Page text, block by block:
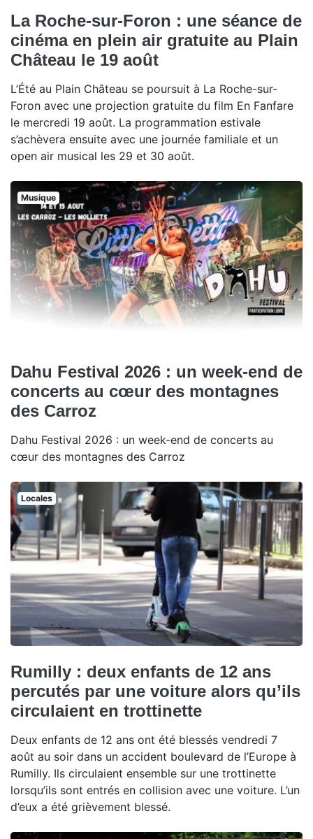
La Roche-sur-Foron : une séance de
cinéma en plein air gratuite au Plain
Château le 19 août
L’Été au Plain Château se poursuit à La Roche-sur-
Foron avec une projection gratuite du film En Fanfare
le mercredi 19 août. La programmation estivale
s’achèvera ensuite avec une journée familiale et un
open air musical les 29 et 30 août.
Musique
Dahu Festival 2026 : un week-end de
concerts au cœur des montagnes
des Carroz
Dahu Festival 2026 : un week-end de concerts au
cœur des montagnes des Carroz
Locales
Rumilly : deux enfants de 12 ans
percutés par une voiture alors qu’ils
circulaient en trottinette
Deux enfants de 12 ans ont été blessés vendredi 7
août au soir dans un accident boulevard de l’Europe à
Rumilly. Ils circulaient ensemble sur une trottinette
lorsqu’ils sont entrés en collision avec une voiture. L’un
d’eux a été grièvement blessé.